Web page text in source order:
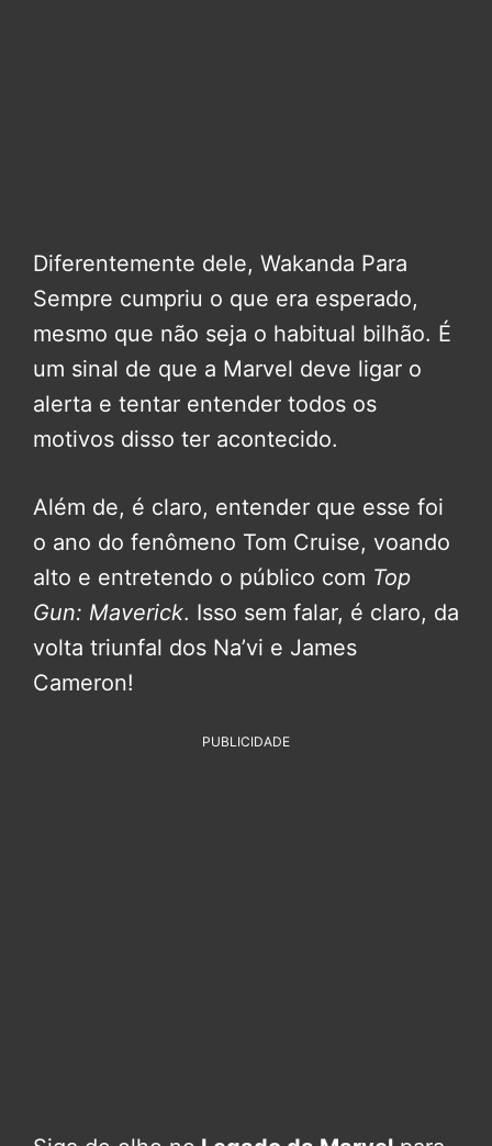
Diferentemente dele, Wakanda Para
Sempre cumpriu o que era esperado,
mesmo que não seja o habitual bilhão. É
um sinal de que a Marvel deve ligar o
alerta e tentar entender todos os
motivos disso ter acontecido.
Além de, é claro, entender que esse foi
o ano do fenômeno Tom Cruise, voando
alto e entretendo o público com Top
Gun: Maverick. Isso sem falar, é claro, da
volta triunfal dos Na’vi e James
Cameron!
PUBLICIDADE